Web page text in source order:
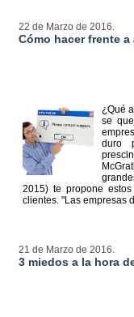
22 de Marzo de 2016.
Cómo hacer frente
¿Qué
se
duro
2015) te propone
clientes. "Las empresas
21 de Marzo de 2016.
3 miedos a la hora